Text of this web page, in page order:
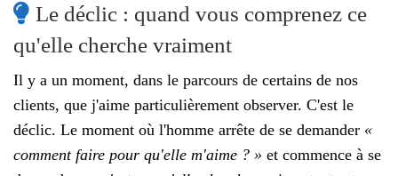
Le déclic : quand vous comprenez ce
qu'elle cherche vraiment
Il y a un moment, dans le parcours de certains de nos
clients, que j'aime particulièrement observer. C'est le
déclic. Le moment où l'homme arrête de se demander «
comment faire pour qu'elle m'aime ? » et commence à se